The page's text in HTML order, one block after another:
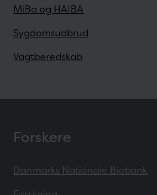
MiBa og HAIBA
Sygdomsudbrud
Vagtberedskab
Forskere
Danmarks Nationale Biobank